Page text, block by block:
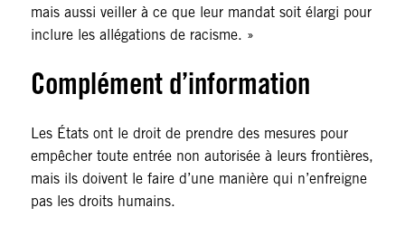
mais aussi veiller à ce que leur mandat soit élargi pour
inclure les allégations de racisme. »
Complément d’information
Les États ont le droit de prendre des mesures pour
empêcher toute entrée non autorisée à leurs frontières,
mais ils doivent le faire d’une manière qui n’enfreigne
pas les droits humains.